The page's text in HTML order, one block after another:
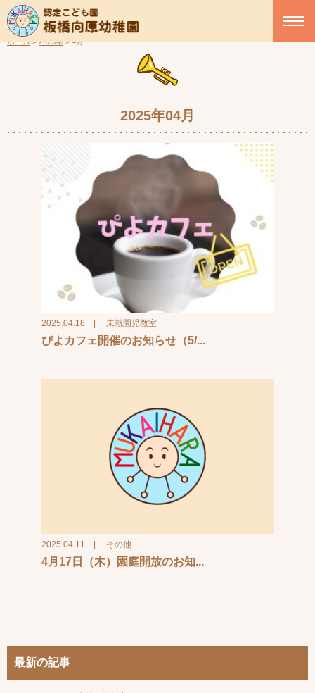
ホーム>2025年>4月
2025年04月
2025.04.18 未就園児教室
ぴよカフェ開催のお知らせ（5/...
2025.04.11 その他
4月17日（木）園庭開放のお知...
最新の記事